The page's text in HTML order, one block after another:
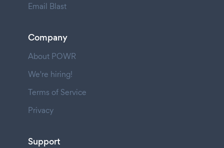
Email Blast
Company
About POWR
We're hiring!
Terms of Service
Privacy
Support